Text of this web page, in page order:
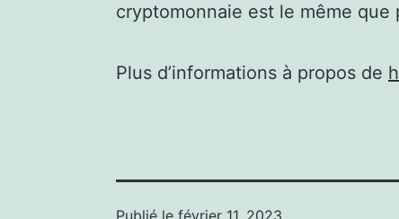
cryptomonnaie est le même que
Plus d’informations à propos de
Publié le février 11, 2023